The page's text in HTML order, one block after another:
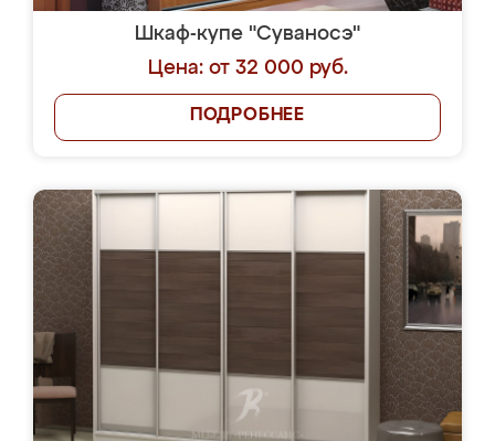
Шкаф-купе "Суваносэ"
Цена: от 32 000 руб.
ПОДРОБНЕЕ